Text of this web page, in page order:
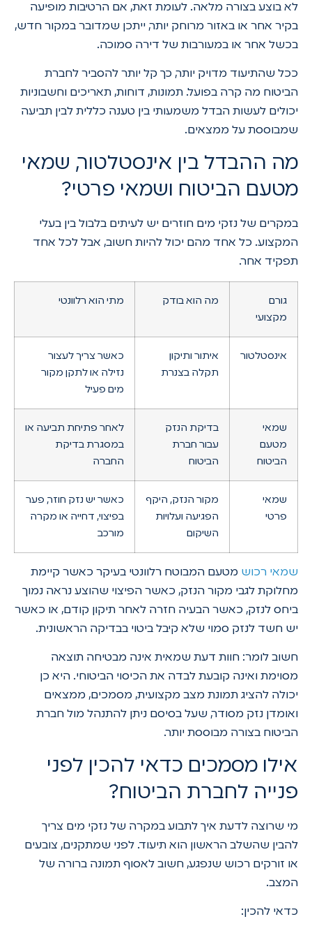
לא בוצע בצורה מלאה. לעומת זאת, אם הרטיבות מופיעה
בקיר אחר או באזור מרוחק יותר, ייתכן שמדובר במקור חדש,
בכשל אחר או במעורבות של דירה סמוכה.
ככל שהתיעוד מדויק יותר, כך קל יותר להסביר לחברת
הביטוח מה קרה בפועל. תמונות, דוחות, תאריכים וחשבוניות
יכולים לעשות הבדל משמעותי בין טענה כללית לבין תביעה
שמבוססת על ממצאים.
מה ההבדל בין אינסטלטור, שמאי
מטעם הביטוח ושמאי פרטי?
במקרים של נזקי מים חוזרים יש לעיתים בלבול בין בעלי
המקצוע. כל אחד מהם יכול להיות חשוב, אבל לכל אחד
תפקיד אחר.
גורם
מקצועי
מה הוא בודק מתי הוא רלוונטי
אינסטלטור
איתור ותיקון
תקלה בצנרת
כאשר צריך לעצור
נזילה או לתקן מקור
מים פעיל
שמאי
מטעם
הביטוח
בדיקת הנזק
עבור חברת
הביטוח
לאחר פתיחת תביעה או
במסגרת בדיקת
החברה
שמאי
פרטי
מקור הנזק, היקף
הפגיעה ועלויות
השיקום
כאשר יש נזק חוזר, פער
בפיצוי, דחייה או מקרה
מורכב
שמאי רכוש מטעם המבוטח רלוונטי בעיקר כאשר קיימת
מחלוקת לגבי מקור הנזק, כאשר הפיצוי שהוצע נראה נמוך
ביחס לנזק, כאשר הבעיה חזרה לאחר תיקון קודם, או כאשר
יש חשד לנזק סמוי שלא קיבל ביטוי בבדיקה הראשונית.
חשוב לומר: חוות דעת שמאית אינה מבטיחה תוצאה
מסוימת ואינה קובעת לבדה את הכיסוי הביטוחי. היא כן
יכולה להציג תמונת מצב מקצועית, מסמכים, ממצאים
ואומדן נזק מסודר, שעל בסיסם ניתן להתנהל מול חברת
הביטוח בצורה מבוססת יותר.
אילו מסמכים כדאי להכין לפני
פנייה לחברת הביטוח?
מי שרוצה לדעת איך לתבוע במקרה של נזקי מים צריך
להבין שהשלב הראשון הוא תיעוד. לפני שמתקנים, צובעים
או זורקים רכוש שנפגע, חשוב לאסוף תמונה ברורה של
המצב.
כדאי להכין: